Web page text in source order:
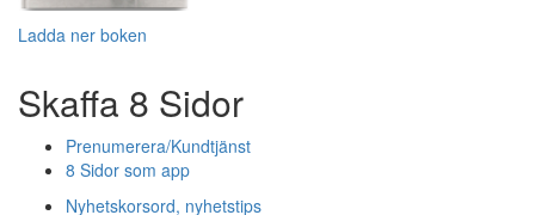
Ladda ner boken
Skaffa 8 Sidor
Prenumerera/Kundtjänst
8 Sidor som app
Nyhetskorsord, nyhetstips